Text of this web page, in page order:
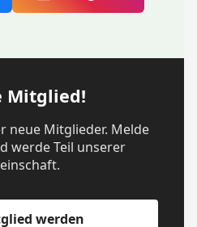
Mitglied!
neue Mitglieder. Melde
werde Teil unserer
werden